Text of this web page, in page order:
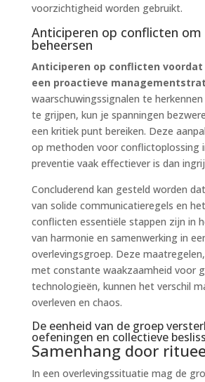
voorzichtigheid worden gebruikt.
Anticiperen op conflicten
beheersen
Anticiperen op conflicten
een proactieve
waarschuwingssignalen te
te grijpen, kun je spanningen
een kritiek punt bereiken. Deze
op methoden voor conflictoplossing
preventie vaak effectiever is dan
Concluderend kan gesteld worden
van solide communicatieregels en
conflicten essentiële stappen zijn in
van harmonie en samenwerking in
overlevingsgroep. Deze
met constante waakzaamheid voor
technologieën, kunnen het verschil
overleven en chaos.
De eenheid van de groep
oefeningen en collectieve
Samenhang door
In een overlevingssituatie mag de